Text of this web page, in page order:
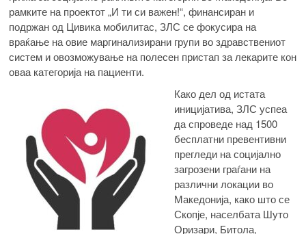
рамките на проектот „И ти си важен!“, финансиран и
подржан од Цивика мобилитас, ЗЛС се фокусира на
враќање на овие маргинализирани групи во здравствениот
систем и овозможување на полесен пристап за лекарите кон
оваа категорија на пациенти.
Како дел од истата
иницијатива, ЗЛС успеа
да спроведе над 1500
бесплатни превентивни
прегледи на социјално
загрозени граѓани на
различни локации во
Македонија, како што се
Скопје, населбата Шуто
Оризари, Битола,